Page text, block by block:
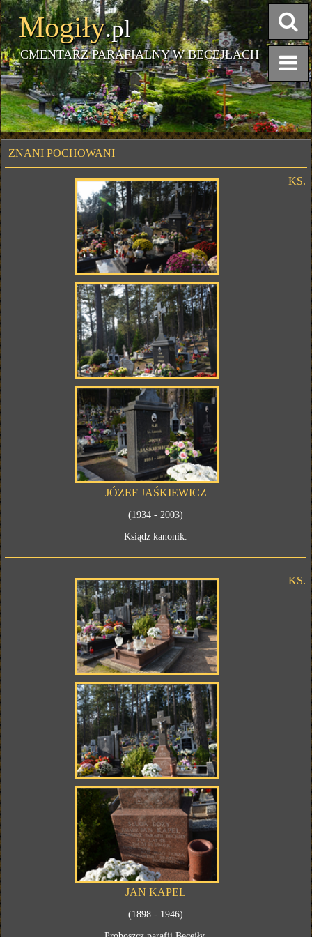
Mogiły.pl
CMENTARZ PARAFIALNY W BECEJŁACH
ZNANI POCHOWANI
KS.
JÓZEF JAŚKIEWICZ
(1934 - 2003)
Ksiądz kanonik.
KS.
JAN KAPEL
(1898 - 1946)